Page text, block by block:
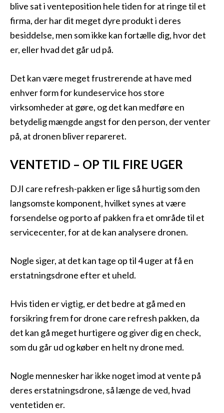
blive sat i venteposition hele tiden for at ringe til et
firma, der har dit meget dyre produkt i deres
besiddelse, men som ikke kan fortælle dig, hvor det
er, eller hvad det går ud på.
Det kan være meget frustrerende at have med
enhver form for kundeservice hos store
virksomheder at gøre, og det kan medføre en
betydelig mængde angst for den person, der venter
på, at dronen bliver repareret.
VENTETID – OP TIL FIRE UGER
DJI care refresh-pakken er lige så hurtig som den
langsomste komponent, hvilket synes at være
forsendelse og porto af pakken fra et område til et
servicecenter, for at de kan analysere dronen.
Nogle siger, at det kan tage op til 4 uger at få en
erstatningsdrone efter et uheld.
Hvis tiden er vigtig, er det bedre at gå med en
forsikring frem for drone care refresh pakken, da
det kan gå meget hurtigere og giver dig en check,
som du går ud og køber en helt ny drone med.
Nogle mennesker har ikke noget imod at vente på
deres erstatningsdrone, så længe de ved, hvad
ventetiden er.